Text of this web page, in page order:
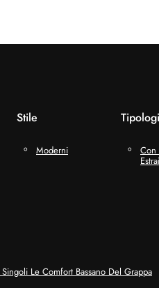
Stile
Moderni Con
Singoli Le Comfort Bassano Del Grappa